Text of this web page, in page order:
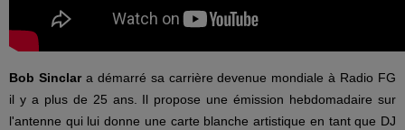
Bob Sinclara démarré sa carrière devenue mondiale à Radio FG
il y a plus de 25 ans. Il propose une émission hebdomadaire sur
l'antenne qui lui donne une carte blanche artistique en tant que DJ